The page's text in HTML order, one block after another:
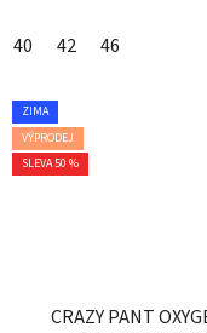
40 42 46
ZIMA
VÝPRODEJ
SLEVA 50 %
CRAZY PANT